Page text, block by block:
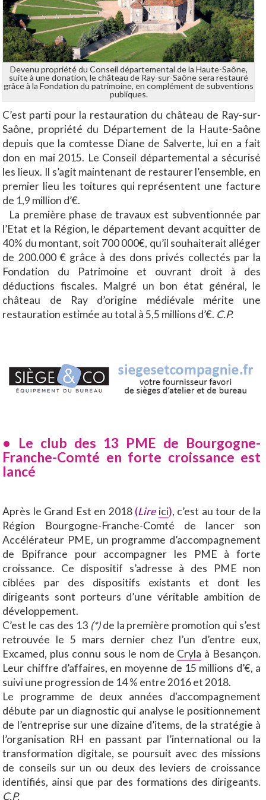
Devenu propriété du Conseil départemental de la Haute-Saône,
suite à une donation, le château de Ray-sur-Saône sera restauré
grâce à la Fondation du patrimoine, en complément de subventions
publiques.
C’est parti pour la restauration du château de Ray-sur-
Saône, propriété du Département de la Haute-Saône
depuis que la comtesse Diane de Salverte, lui en a fait
don en mai 2015. Le Conseil départemental a sécurisé
les lieux. Il s’agit maintenant de restaurer l’ensemble, en
premier lieu les toitures qui représentent une facture
de 1,9 million d’€.
La première phase de travaux est subventionnée par
l’Etat et la Région, le département devant acquitter de
40% du montant, soit 700 000€, qu’il souhaiterait alléger
de 200.000 € grâce à des dons privés collectés par la
Fondation du Patrimoine et ouvrant droit à des
déductions fiscales. Malgré un bon état général, le
château de Ray d’origine médiévale mérite une
restauration estimée au total à 5,5 millions d’€. C.P.
• Le club des 13 PME de Bourgogne-
Franche-Comté en forte croissance est
lancé
Après le Grand Est en 2018 (Lire ici), c’est au tour de la
Région Bourgogne-Franche-Comté de lancer son
Accélérateur PME, un programme d’accompagnement
de Bpifrance pour accompagner les PME à forte
croissance. Ce dispositif s’adresse à des PME non
ciblées par des dispositifs existants et dont les
dirigeants sont porteurs d’une véritable ambition de
développement.
C’est le cas des 13 (*)de la première promotion qui s’est
retrouvée le 5 mars dernier chez l’un d’entre eux,
Excamed, plus connu sous le nom de Cryla à Besançon.
Leur chiffre d’affaires, en moyenne de 15 millions d’€, a
suivi une progression de 14 % entre 2016 et 2018.
Le programme de deux années d'accompagnement
débute par un diagnostic qui analyse le positionnement
de l’entreprise sur une dizaine d’items, de la stratégie à
l’organisation RH en passant par l’international ou la
transformation digitale, se poursuit avec des missions
de conseils sur un ou deux des leviers de croissance
identifiés, ainsi que par des formations des dirigeants.
C.P.